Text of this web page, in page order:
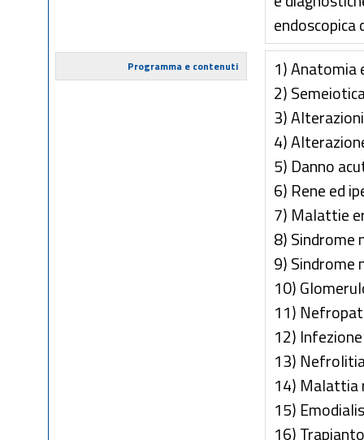
Programma e contenuti
1) Anatomia
2)
3)
4)
5) Danno
6) Rene ed
7) Malattie
8) Sindrome
9) Sindrome
10)
11)
12)
13)
14) Malattia
15)
16)